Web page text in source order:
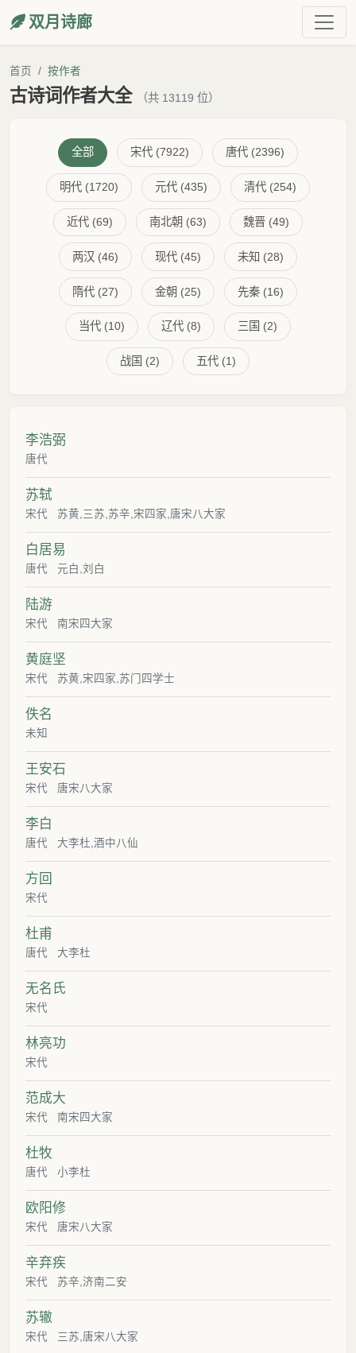
双月诗廊
首页 按作者
古诗词作者大全 （共 13119 位）
全部 宋代 (7922) 唐代 (2396)
明代 (1720) 元代 (435) 清代 (254)
近代 (69) 南北朝 (63) 魏晋 (49)
两汉 (46) 现代 (45) 未知 (28)
隋代 (27) 金朝 (25) 先秦 (16)
当代 (10) 辽代 (8) 三国 (2)
战国 (2) 五代 (1)
李浩弼
唐代
苏轼
宋代 苏黄,三苏,苏辛,宋四家,唐宋八大家
白居易
唐代 元白,刘白
陆游
宋代 南宋四大家
黄庭坚
宋代 苏黄,宋四家,苏门四学士
佚名
未知
王安石
宋代 唐宋八大家
李白
唐代 大李杜,酒中八仙
方回
宋代
杜甫
唐代 大李杜
无名氏
宋代
林亮功
宋代
范成大
宋代 南宋四大家
杜牧
唐代 小李杜
欧阳修
宋代 唐宋八大家
辛弃疾
宋代 苏辛,济南二安
苏辙
宋代 三苏,唐宋八大家